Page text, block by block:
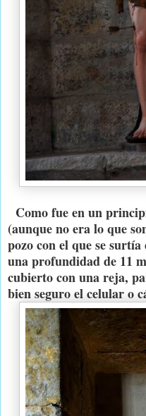
Como fue en un
(aunque no era lo que
pozo con el que se
una profundidad de 11
cubierto con una reja,
bien seguro el celular o